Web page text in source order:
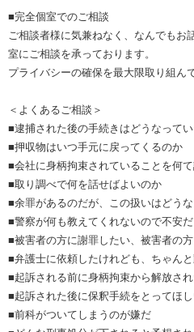
■完全個室でのご相談
ご相談者様に気兼ねなく、なんでもお
室にご相談を承っております。
プライバシーの確保を最大限取り組ん
＜よくあるご相談＞
■逮捕された後の手続きはどうなって
■押収物はいつ手元に戻ってくるのか
■会社に身柄拘束されていることを何
■取り調べで何を話せばよいのか
■余罪があるのだが、この扱いはどう
■警察が何も教えてくれないので不安だ
■被害者の方に謝罪したい、被害者の
■弁護士に依頼したけれども、ちゃん
■起訴される前に身柄拘束から解放さ
■起訴された後に保釈手続をとってほ
■前科がついてしまうのが嫌だ